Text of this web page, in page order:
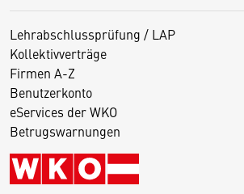
Lehrabschlussprüfung / LAP
Kollektivverträge
Firmen A-Z
Benutzerkonto
eServices der WKO
Betrugswarnungen